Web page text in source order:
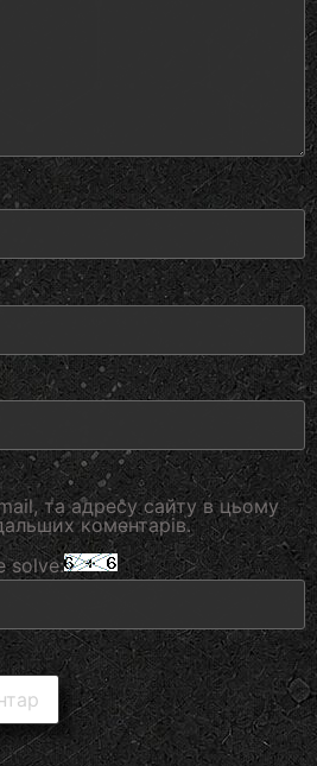
та адресу сайту в цьому
коментарів.
solve: